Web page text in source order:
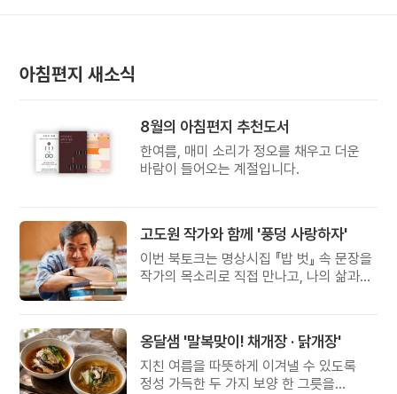
아침편지 새소식
8월의 아침편지 추천도서
한여름, 매미 소리가 정오를 채우고 더운
바람이 들어오는 계절입니다.
고도원 작가와 함께 '풍덩 사랑하자'
이번 북토크는 명상시집 『밥 벗』 속 문장을
작가의 목소리로 직접 만나고, 나의 삶과
옹달샘 '말복맞이! 채개장 · 닭개장'
지친 여름을 따뜻하게 이겨낼 수 있도록
정성 가득한 두 가지 보양 한 그릇을